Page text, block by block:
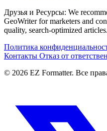
Друзья и Ресурсы: We
GeoWriter for marketers and
quality, search-optimized articles.
Политика
Контакты Отказ от
© 2026 EZ Formatter. Все